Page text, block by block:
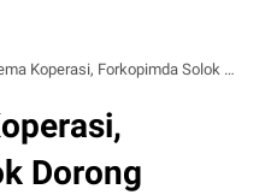
Forkopimda Solok Dorong Legalisasi Tambang Rakyat
Dorong